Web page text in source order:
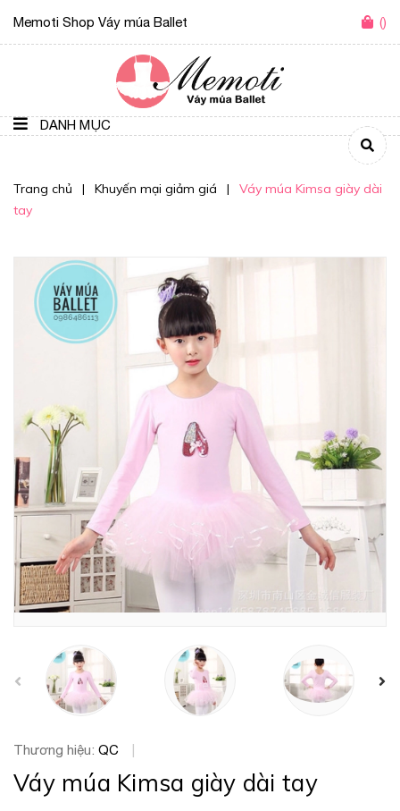
Memoti Shop Váy múa Ballet ()
DANH MỤC
Trang chủ | Khuyến mại giảm giá |
Váy múa Kimsa giày dài
tay
prev
Thương hiệu: QC
Váy múa Kimsa giày dài tay